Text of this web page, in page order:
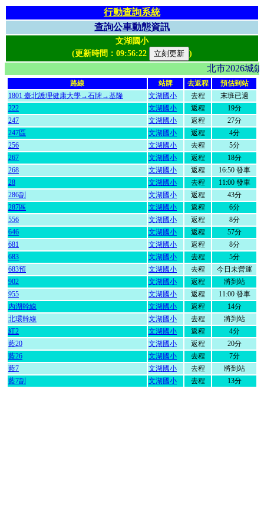
行動查詢系統
查詢公車動態資訊
文湖國小
(更新時間： 09:56:22 )
北市2026
路線 站牌 去返程
預估到站
1801 臺北護理健康大學→石牌→基隆
文湖國小 去程
末班已過
222
文湖國小 返程
19分
247
文湖國小 返程
27分
247區
文湖國小 返程
4分
256
文湖國小 去程
5分
267
文湖國小 返程
18分
268
文湖國小 返程
16:50 發車
28
文湖國小 去程
11:00 發車
286副
文湖國小 返程
43分
287區
文湖國小 返程
6分
556
文湖國小 返程
8分
646
文湖國小 返程
57分
681
文湖國小 返程
8分
683
文湖國小 去程
5分
683預
文湖國小 去程
今日未營運
902
文湖國小 返程
將到站
955
文湖國小 返程
11:00 發車
內湖幹線
文湖國小 返程
14分
北環幹線
文湖國小 去程
將到站
紅2
文湖國小 返程
4分
藍20
文湖國小 返程
20分
藍26
文湖國小 去程
7分
藍7
文湖國小 去程
將到站
藍7副
文湖國小 去程 13分